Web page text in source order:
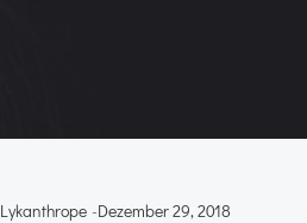
Lykanthrope -Dezember 29, 2018